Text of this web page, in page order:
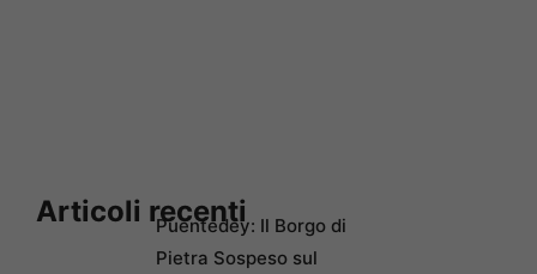
Articoli recentiPuentedey: Il Borgo di
Pietra Sospeso sul